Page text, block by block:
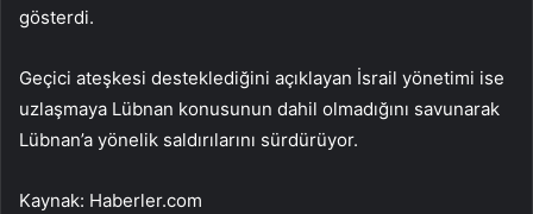
gösterdi.
Geçici ateşkesi desteklediğini açıklayan İsrail yönetimi ise
uzlaşmaya Lübnan konusunun dahil olmadığını savunarak
Lübnan’a yönelik saldırılarını sürdürüyor.
Kaynak: Haberler.com